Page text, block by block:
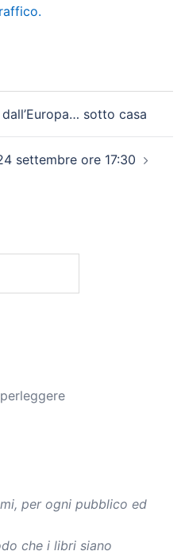
sotto casa
settembre ore 17:30
per ogni pubblico ed
che i libri siano